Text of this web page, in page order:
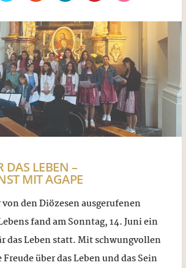
DAS LEBEN –
MIT AGAPE
den Diözesen ausgerufenen
fand am Sonntag, 14. Juni ein
das Leben statt. Mit schwungvollen
über das Leben und das Sein